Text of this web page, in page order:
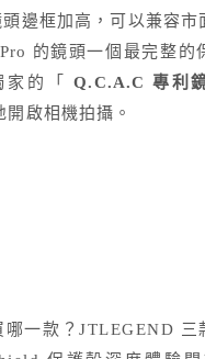
邊框加高，可以兼容市
的鏡頭一個最完整的
家的「Q.C.A.C 專利
開啟相機拍攝。